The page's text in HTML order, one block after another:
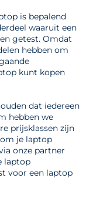
is bepalend
waaruit een
getest. Omdat
hebben om
kunt kopen
dat iedereen
hebben we
prijsklassen zijn
je laptop
onze partner
laptop
voor een laptop